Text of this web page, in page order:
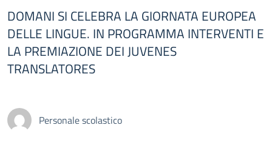
DOMANI SI CELEBRA LA GIORNATA EUROPEA
DELLE LINGUE. IN PROGRAMMA INTERVENTI E
LA PREMIAZIONE DEI JUVENES
TRANSLATORES
Personale scolastico